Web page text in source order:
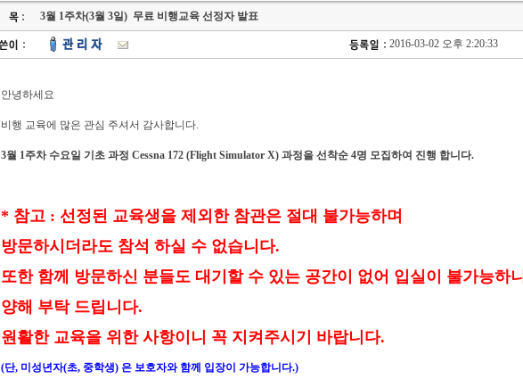
3월 1주차(3월 3일) 무료 비행교육 선정자 발표
2016-03-02 오후 2:20:33
안녕하세요
비행 교육에 많은 관심 주셔서 감사합니다.
3월 1주차 수요일 기초 과정 Cessna 172 (Flight Simulator X) 과정을 선착순 4명 모집하여 진행 합니다.
* 참고 : 선정된 교육생을 제외한 참관은 절대 불가능하며
방문하시더라도 참석 하실 수 없습니다.
또한 함께 방문하신 분들도 대기할 수 있는 공간이 없어 입실이 불가능하니
양해 부탁 드립니다.
원활한 교육을 위한 사항이니 꼭 지켜주시기 바랍니다.
(단, 미성년자(초, 중학생) 은 보호자와 함께 입장이 가능합니다.)